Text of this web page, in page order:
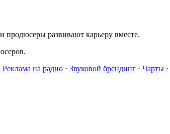
развивают карьеру вместе.
Реклама на радио · Звуковой брендинг · Чарты ·